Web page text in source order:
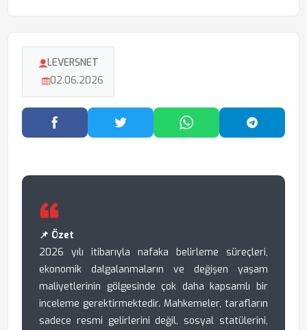
LEVERSNET
02.06.2026
Facebook'ta PaylaşTwitter'da PaylaşWhatsApp'ta Paylaş
📌 Özet
2026 yılı itibarıyla nafaka belirleme süreçleri,
ekonomik dalgalanmaların ve değişen yaşam
maliyetlerinin gölgesinde çok daha kapsamlı bir
inceleme gerektirmektedir. Mahkemeler, tarafların
sadece resmi gelirlerini değil, sosyal statülerini,